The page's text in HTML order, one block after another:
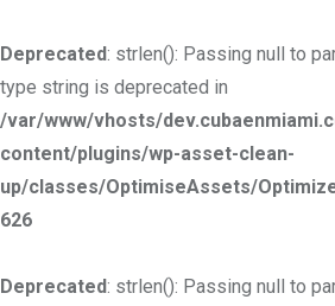
Deprecated: strlen(): Passing null to
type string is deprecated in
/var/www/vhosts/
content/plugins/wp-asset-clean-
up/classes/OptimiseAssets/
626
Deprecated: strlen(): Passing null to